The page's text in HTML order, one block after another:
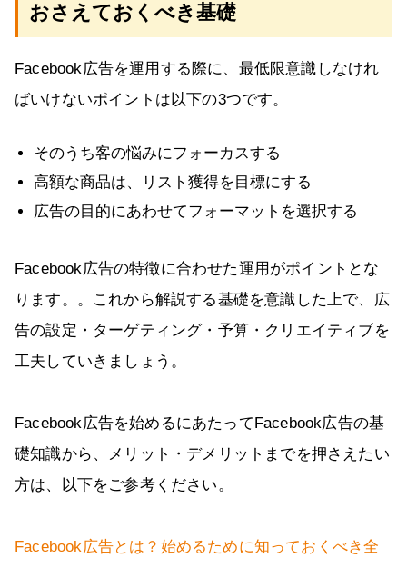
おさえておくべき基礎
Facebook広告を運用する際に、最低限意識しなけれ
ばいけないポイントは以下の3つです。
そのうち客の悩みにフォーカスする
高額な商品は、リスト獲得を目標にする
広告の目的にあわせてフォーマットを選択する
Facebook広告の特徴に合わせた運用がポイントとな
ります。。これから解説する基礎を意識した上で、広
告の設定・ターゲティング・予算・クリエイティブを
工夫していきましょう。
Facebook広告を始めるにあたってFacebook広告の基
礎知識から、メリット・デメリットまでを押さえたい
方は、以下をご参考ください。
Facebook広告とは？始めるために知っておくべき全